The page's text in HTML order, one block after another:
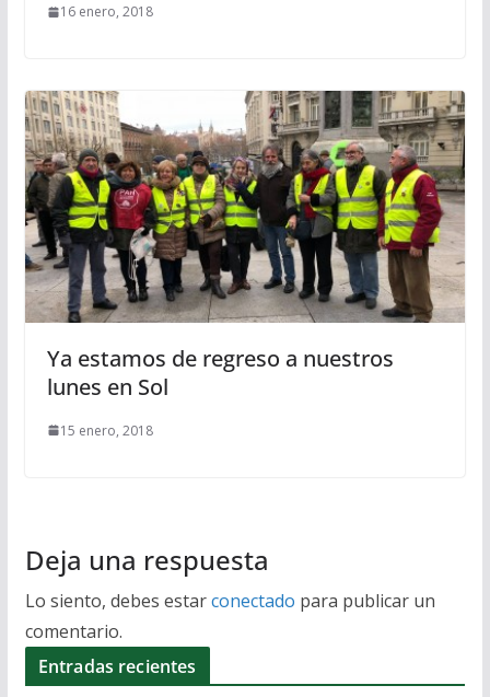
16 enero, 2018
Ya estamos de regreso a nuestros
lunes en Sol
15 enero, 2018
Deja una respuesta
Lo siento, debes estarconectado para publicar un
comentario.
Entradas recientes